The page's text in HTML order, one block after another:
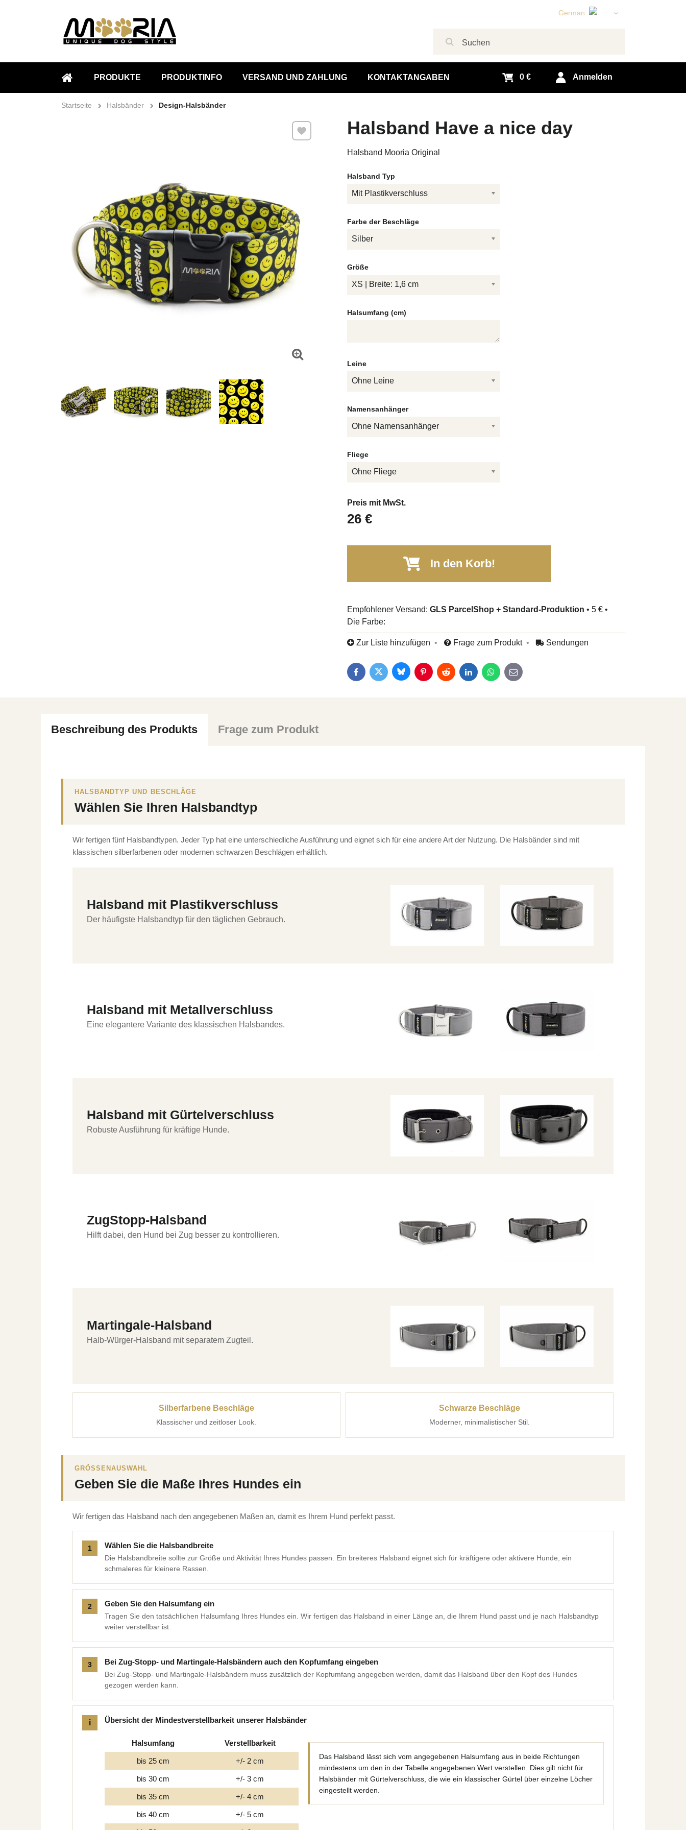
German
Slovak
STARTSEITE
PRODUKTE PRODUKTINFO VERSAND UND ZAHLUNG KONTAKTANGABEN Anmelden
0 €
Startseite Halsbänder Design-Halsbänder
Halsband Have a nice day
Halsband Mooria Original
Zu Favoriten hinzufügen
Halsband Typ
Mit Plastikverschluss
Farbe der Beschläge
Silber
Größe
XS | Breite: 1,6 cm
Halsumfang (cm)
Leine
Ohne Leine
Namensanhänger
Ohne Namensanhänger
Fliege
Ohne Fliege
Preis mit MwSt.
26 €
In den Korb!
GLS ParcelShop + Standard-Produktion • 5 € •
Die Farbe:
Zur Liste hinzufügen Frage zum Produkt Sendungen
FacebookTwitterBlueskyPinterestRedditLinkedInWhatsApp
E-mail
Beschreibung des Produkts Frage zum Produkt
HALSBANDTYP UND BESCHLÄGE
Wählen Sie Ihren Halsbandtyp
Wir fertigen fünf Halsbandtypen. Jeder Typ hat eine unterschiedliche Ausführung und eignet sich für eine andere Art der Nutzung. Die Halsbänder sind mit
klassischen silberfarbenen oder modernen schwarzen Beschlägen erhältlich.
Halsband mit Plastikverschluss
Der häufigste Halsbandtyp für den täglichen Gebrauch.
Halsband mit Metallverschluss
Eine elegantere Variante des klassischen Halsbandes.
Halsband mit Gürtelverschluss
Robuste Ausführung für kräftige Hunde.
ZugStopp-Halsband
Hilft dabei, den Hund bei Zug besser zu kontrollieren.
Martingale-Halsband
Halb-Würger-Halsband mit separatem Zugteil.
Silberfarbene Beschläge
Klassischer und zeitloser Look.
Schwarze Beschläge
Moderner, minimalistischer Stil.
GRÖSSENAUSWAHL
Geben Sie die Maße Ihres Hundes ein
Wir fertigen das Halsband nach den angegebenen Maßen an, damit es Ihrem Hund perfekt passt.
Wählen Sie die Halsbandbreite
Die Halsbandbreite sollte zur Größe und Aktivität Ihres Hundes passen. Ein breiteres Halsband eignet sich für kräftigere oder aktivere Hunde, ein
schmaleres für kleinere Rassen.
Geben Sie den Halsumfang ein
Tragen Sie den tatsächlichen Halsumfang Ihres Hundes ein. Wir fertigen das Halsband in einer Länge an, die Ihrem Hund passt und je nach Halsbandtyp
weiter verstellbar ist.
Bei Zug-Stopp- und Martingale-Halsbändern auch den Kopfumfang eingeben
Bei Zug-Stopp- und Martingale-Halsbändern muss zusätzlich der Kopfumfang angegeben werden, damit das Halsband über den Kopf des Hundes
gezogen werden kann.
Übersicht der Mindestverstellbarkeit unserer Halsbänder
Halsumfang Verstellbarkeit
bis 25 cm +/- 2 cm
bis 30 cm +/- 3 cm
bis 35 cm +/- 4 cm
bis 40 cm +/- 5 cm
Das Halsband lässt sich vom angegebenen Halsumfang aus in beide Richtungen
mindestens um den in der Tabelle angegebenen Wert verstellen. Dies gilt nicht für
Halsbänder mit Gürtelverschluss, die wie ein klassischer Gürtel über einzelne Löcher
eingestellt werden.